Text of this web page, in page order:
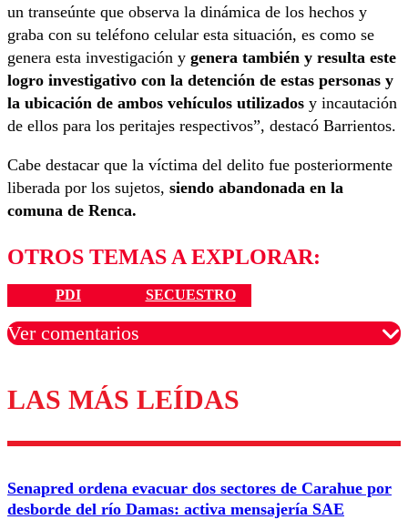
un transeúnte que observa la dinámica de los hechos y
graba con su teléfono celular esta situación, es como se
genera esta investigación y genera también y resulta este
logro investigativo con la detención de estas personas y
la ubicación de ambos vehículos utilizados y incautación
de ellos para los peritajes respectivos”, destacó Barrientos.
Cabe destacar que la víctima del delito fue posteriormente
liberada por los sujetos, siendo abandonada en la
comuna de Renca.
OTROS TEMAS A EXPLORAR:
PDI SECUESTRO
Ver comentarios
Los comentarios son moderados para garantizar un
diálogo respetuoso.
Nombre
Correo
LAS MÁS LEÍDAS
Senapred ordena evacuar dos sectores de Carahue por
desborde del río Damas: activa mensajería SAE